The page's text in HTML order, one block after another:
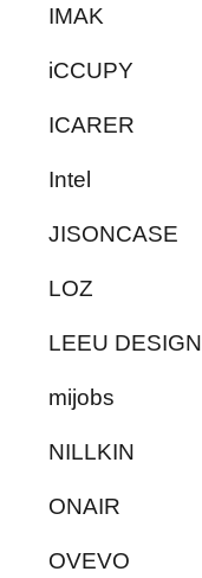
IMAK
iCCUPY
ICARER
Intel
JISONCASE
LOZ
LEEU DESIGN
mijobs
NILLKIN
ONAIR
OVEVO